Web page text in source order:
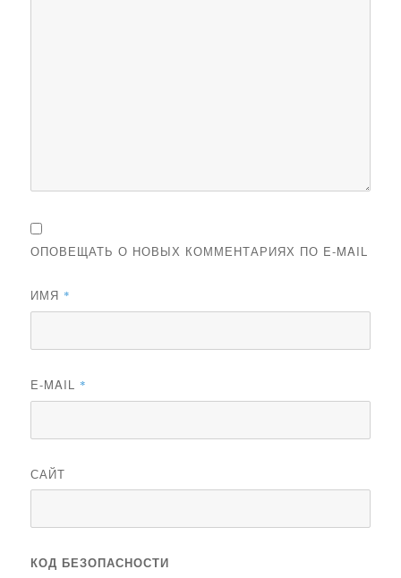
ОПОВЕЩАТЬ О НОВЫХ КОММЕНТАРИЯХ ПО E-MAIL
ИМЯ *
E-MAIL *
САЙТ
КОД БЕЗОПАСНОСТИ